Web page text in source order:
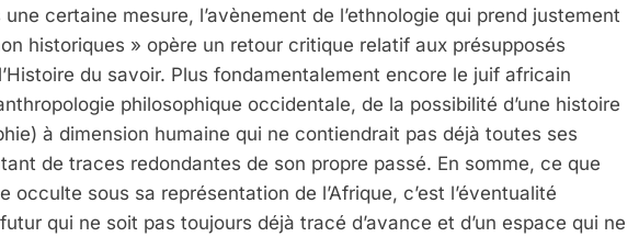
certaine mesure, l’avènement de l’ethnologie qui prend justement
historiques » opère un retour critique relatif aux présupposés
du savoir. Plus fondamentalement encore le juif africain
philosophique occidentale, de la possibilité d’une histoire
à dimension humaine qui ne contiendrait pas déjà toutes ses
de traces redondantes de son propre passé. En somme, ce que
occulte sous sa représentation de l’Afrique, c’est l’éventualité
qui ne soit pas toujours déjà tracé d’avance et d’un espace qui ne